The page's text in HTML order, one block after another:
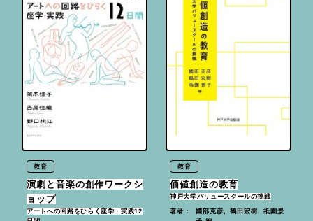
教育
演劇と音楽の創作ワークシ
ョップ
アートへの回路をひらく座学・実践12
教育
価値創造の教育
神戸大学バリュースクールの挑戦
著者： 國部克彦, 鶴田宏樹, 祗園景